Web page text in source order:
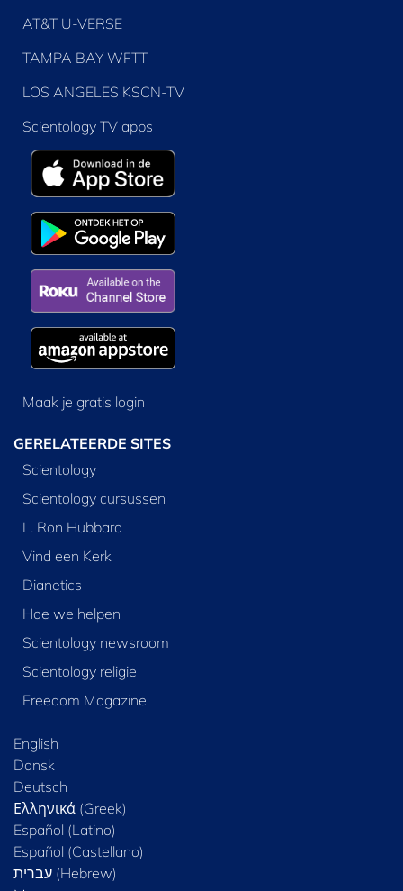
AT&T U-VERSE
TAMPA BAY WFTT
LOS ANGELES KSCN-TV
Scientology TV apps
Maak je gratis login
GERELATEERDE SITES
Scientology
Scientology cursussen
L. Ron Hubbard
Vind een Kerk
Dianetics
Hoe we helpen
Scientology newsroom
Scientology religie
Freedom Magazine
English
Dansk
Deutsch
Ελληνικά (Greek)
Español (Latino)
Español (Castellano)